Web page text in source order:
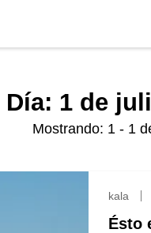
Día: 1 de
Mostrando: 1 - 1
kala
Ésto